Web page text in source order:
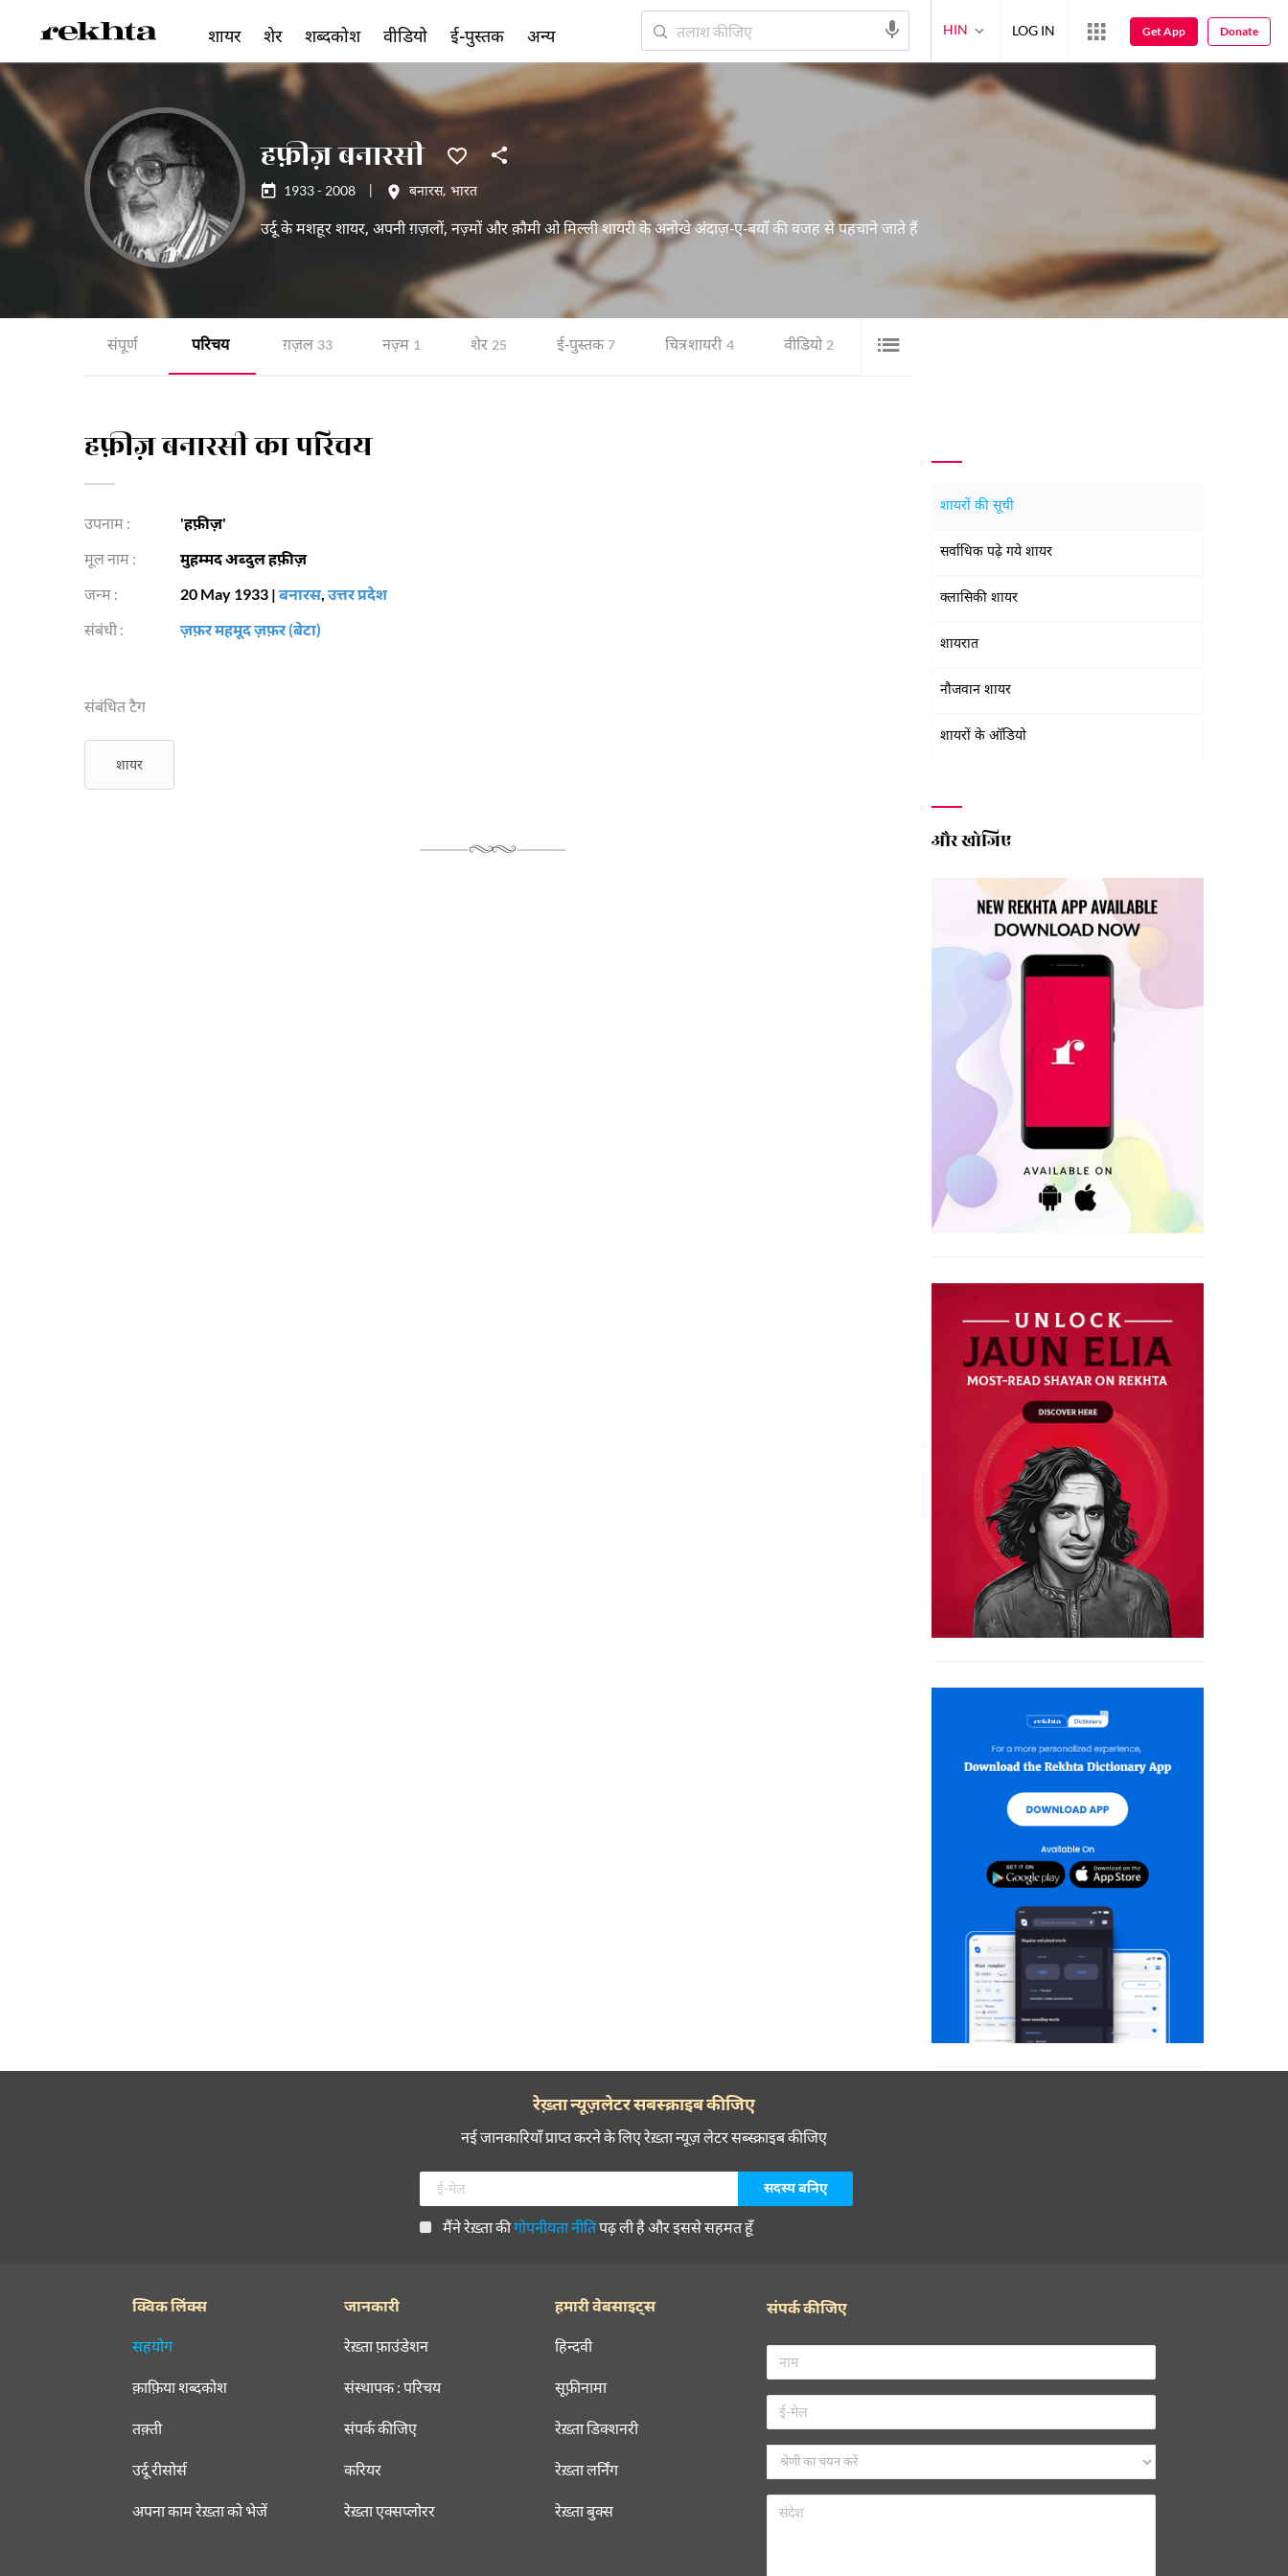
हफ़ीज़ बनारसी
1933 - 2008 बनारस, भारत
उर्दू के मशहूर शायर, अपनी ग़ज़लों, नज़्मों और क़ौमी ओ मिल्ली शायरी के अनोखे अंदाज़-ए-बयाँ की वजह से पहचाने जाते हैं
संपूर्ण परिचय ग़ज़ल 33 नज़्म 1 शेर 25 ई-पुस्तक 7 चित्र शायरी 4 वीडियो 2
हफ़ीज़ बनारसी का परिचय
उपनाम :
'हफ़ीज़'
मूल नाम :
मुहम्मद अब्दुल हफ़ीज़
जन्म :
20 May 1933 | बनारस, उत्तर प्रदेश
संबंधी :
ज़फ़र महमूद ज़फ़र (बेटा)
संबंधित टैग
शायर
शायरों की सूची
सर्वाधिक पढ़े गये शायर
क्लासिकी शायर
शायरात
नौजवान शायर
शायरों के ऑडियो
और खोजिए
शायर शेर शब्दकोश वीडियो ई-पुस्तक अन्य HIN LOG IN Get App Donate
रेख़्ता न्यूज़लेटर सबस्क्राइब कीजिए
नई जानकारियाँ प्राप्त करने के लिए रेख़्ता न्यूज़ लेटर सब्स्क्राइब कीजिए
मैंने रेख़्ता कीगोपनीयता नीतिपढ़ ली है और इससे सहमत हूँ
क्विक लिंक्स
सहयोग
क़ाफ़िया शब्दकोश
तक़्ती
उर्दू रीसोर्स
अपना काम रेख़्ता को भेजें
जानकारी
रेख़्ता फ़ाउंडेशन
संस्थापक : परिचय
संपर्क कीजिए
करियर
रेख़्ता एक्सप्लोरर
हमारी वेबसाइट्स
हिन्दवी
सूफ़ीनामा
रेख़्ता डिक्शनरी
रेख़्ता लर्निंग
रेख़्ता बुक्स
संपर्क कीजिए